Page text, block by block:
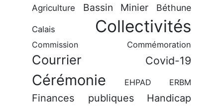
Agriculture Bassin Minier Béthune
Calais Collectivités
Commission Commémoration
Courrier Covid-19
Cérémonie EHPAD ERBM
Finances publiques Handicap